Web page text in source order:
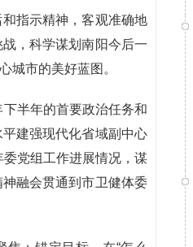
指示精神，客观准确地
，科学谋划南阳今后一
城市的美好蓝图。
半年的首要政治任务和
建强现代化省域副中心
党组工作进展情况，谋
融会贯通到市卫健体委